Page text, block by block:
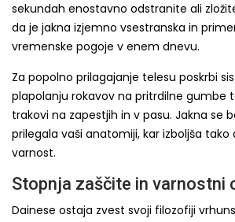
sekundah enostavno odstranite ali
da je jakna izjemno vsestranska in
vremenske pogoje v enem dnevu.
Za popolno prilagajanje telesu poskrbi
plapolanju rokavov na pritrdilne gumbe
trakovi na zapestjih in v pasu. Jakna se
prilegala vaši anatomiji, kar izboljša
varnost.
Stopnja zaščite in varnostni
Dainese ostaja zvest svoji filozofiji